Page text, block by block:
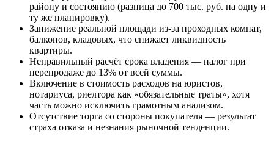
району и состоянию (разница до 700 тыс. руб. на одну и
ту же планировку).
Занижение реальной площади из-за проходных комнат,
балконов, кладовых, что снижает ликвидность
квартиры.
Неправильный расчёт срока владения — налог при
перепродаже до 13% от всей суммы.
Включение в стоимость расходов на юристов,
нотариуса, риелтора как «обязательные траты», хотя
часть можно исключить грамотным анализом.
Отсутствие торга со стороны покупателя — результат
страха отказа и незнания рыночной тенденции.